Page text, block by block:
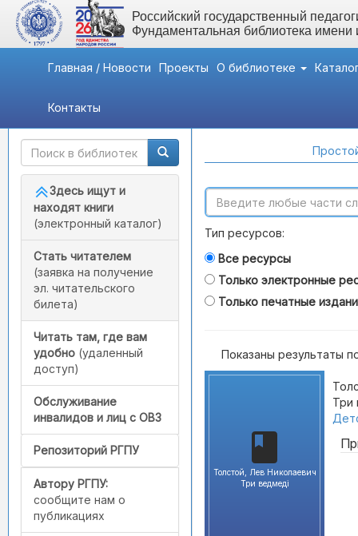
Российский государственный
Фундаментальная библиотека
Главная / Новости Проекты О библиотеке
Контакты
Быстрый доступ
Здесь ищут и
находят книги
(электронный каталог)
Стать читателем
(заявка на получение
эл. читательского
билета)
Читать там, где вам
удобно (удаленный
доступ)
Обслуживание
инвалидов и лиц с ОВЗ
Репозиторий РГПУ
Автору РГПУ:
сообщите нам о
публикациях
Тип ресурсов:
Все ресурсы
Только электронные
Только печатные
Показаны результаты
Толстой, Лев Николаевич
Три ведмедi
Три